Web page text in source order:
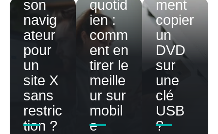
son
navig
ateur
pour
un
site X
sans
restric
tion ?
quotid
ien :
comm
ent en
tirer le
meille
ur sur
mobil
e
ment
copier
un
DVD
sur
une
clé
USB
?